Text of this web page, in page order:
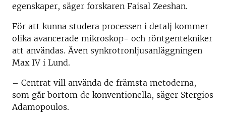
egenskaper, säger forskaren Faisal Zeeshan.
För att kunna studera processen i detalj kommer
olika avancerade mikroskop- och röntgentekniker
att användas. Även synkrotronljusanläggningen
Max IV i Lund.
– Centrat vill använda de främsta metoderna,
som går bortom de konventionella, säger Stergios
Adamopoulos.